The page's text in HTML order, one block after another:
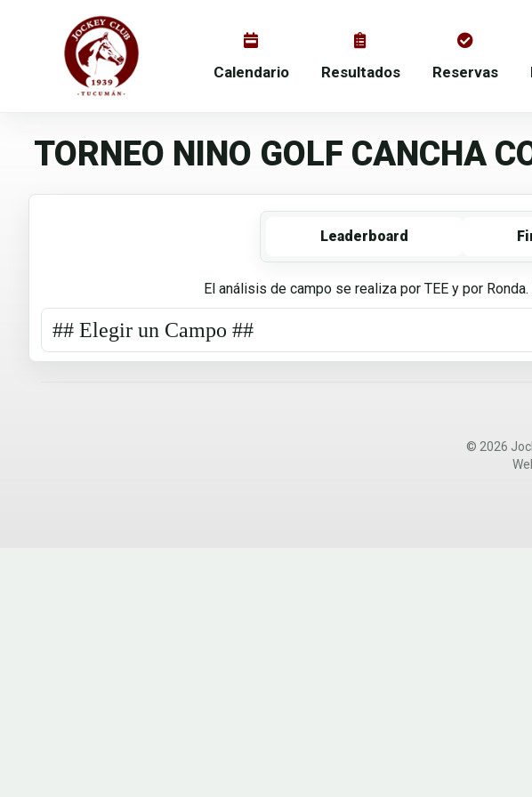
Calendario Resultados Reservas
TORNEO NINO GOLF CANCHA
Leaderboard
El análisis de campo se realiza por TEE y por
© 2026